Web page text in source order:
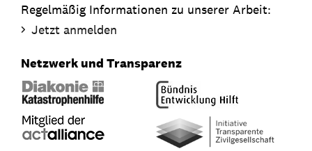
Regelmäßig Informationen zu unserer Arbeit:
Jetzt anmelden
Netzwerk und Transparenz